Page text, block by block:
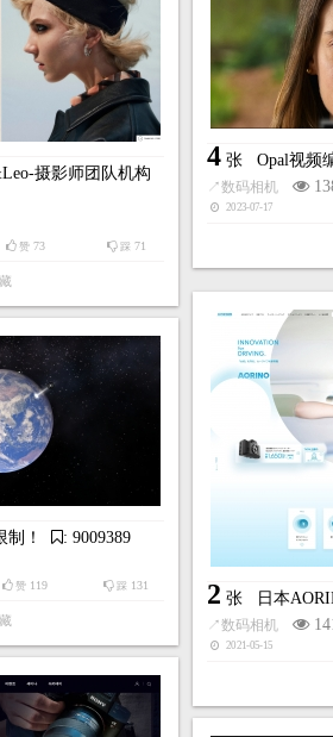
粉红模板 绿色模板
摄影师团队机构
踩 71
赞73
4 张 Opal视频
↗数码相机
2023-07-17
2 张 日本
↗数码相机
2021-05-15
！ : 9009389
踩 131
赞 119